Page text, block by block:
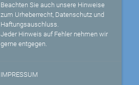
Beachten Sie auch unsere Hinweise
zum Urheberrecht, Datenschutz und
Haftungsauschluss.
Jeder Hinweis auf Fehler nehmen wir
gerne entgegen.
IMPRESSUM